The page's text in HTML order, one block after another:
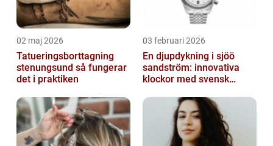
02 maj 2026
Tatueringsborttagning
stenungsund så fungerar
det i praktiken
03 februari 2026
En djupdykning i sjöö
sandström: innovativa
klockor med svensk